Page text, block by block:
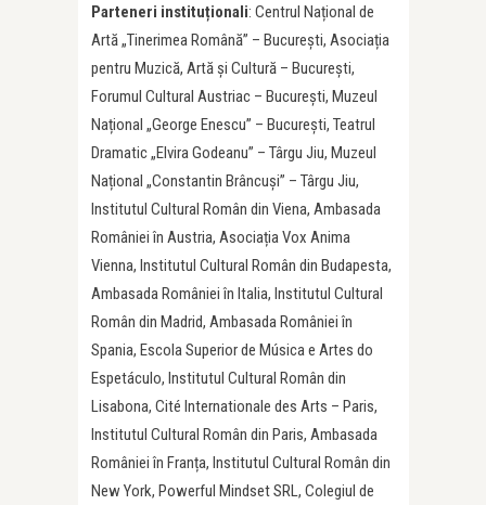
Parteneri instituționali: Centrul Național de
Artă „Tinerimea Română” – București, Asociația
pentru Muzică, Artă și Cultură – București,
Forumul Cultural Austriac – București, Muzeul
Național „George Enescu” – București, Teatrul
Dramatic „Elvira Godeanu” – Târgu Jiu, Muzeul
Național „Constantin Brâncuși” – Târgu Jiu,
Institutul Cultural Român din Viena, Ambasada
României în Austria, Asociația Vox Anima
Vienna, Institutul Cultural Român din Budapesta,
Ambasada României în Italia, Institutul Cultural
Român din Madrid, Ambasada României în
Spania, Escola Superior de Música e Artes do
Espetáculo, Institutul Cultural Român din
Lisabona, Cité Internationale des Arts – Paris,
Institutul Cultural Român din Paris, Ambasada
României în Franța, Institutul Cultural Român din
New York, Powerful Mindset SRL, Colegiul de